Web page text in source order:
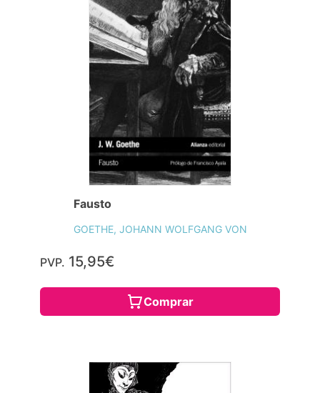
Fausto
GOETHE, JOHANN WOLFGANG VON
PVP. 15,95€
Comprar